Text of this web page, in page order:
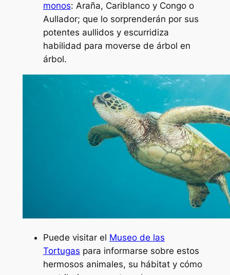
monos: Araña, Cariblanco y Congo o
Aullador; que lo sorprenderán por sus
potentes aullidos y escurridiza
habilidad para moverse de árbol en
árbol.
Puede visitar el Museo de las
Tortugas para informarse sobre estos
hermosos animales, su hábitat y cómo